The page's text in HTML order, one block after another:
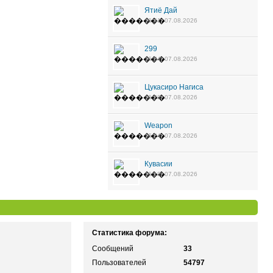
Ятиё Дай
16:41, 07.08.2026
299
16:34, 07.08.2026
Цукасиро Нагиса
16:28, 07.08.2026
Weapon
16:24, 07.08.2026
Кувасии
16:18, 07.08.2026
Статистика форума:
Сообщений
33
Пользователей
54797